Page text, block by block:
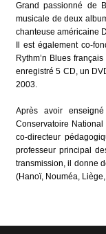
Grand passionné de
musicale de deux
chanteuse américaine
Il est également co-
Rythm’n Blues
enregistré 5 CD, un
2003.
Après avoir
Conservatoire
co-directeur
professeur principal
transmission, il donne
(Hanoï, Nouméa,